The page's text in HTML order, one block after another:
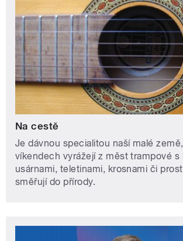
Na cestě
Je dávnou specialitou naší malé
víkendech vyrážejí z měst trampové s
usárnami, teletinami, krosnami či
směřují do přírody.